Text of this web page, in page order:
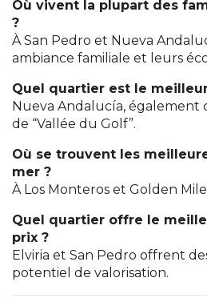
Où vivent la plupart des
?
À San Pedro et Nueva
ambiance familiale et leurs
Quel quartier est le
Nueva Andalucía, également
de “Vallée du Golf”.
Où se trouvent les
mer ?
À Los Monteros et Golden
Quel quartier offre le
prix ?
Elviria et San Pedro offrent
potentiel de valorisation.